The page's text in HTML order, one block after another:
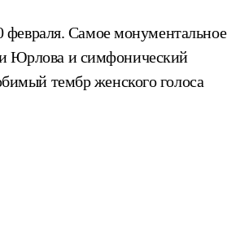
Самое монументальное
Юрлова и симфонический
тембр женского голоса